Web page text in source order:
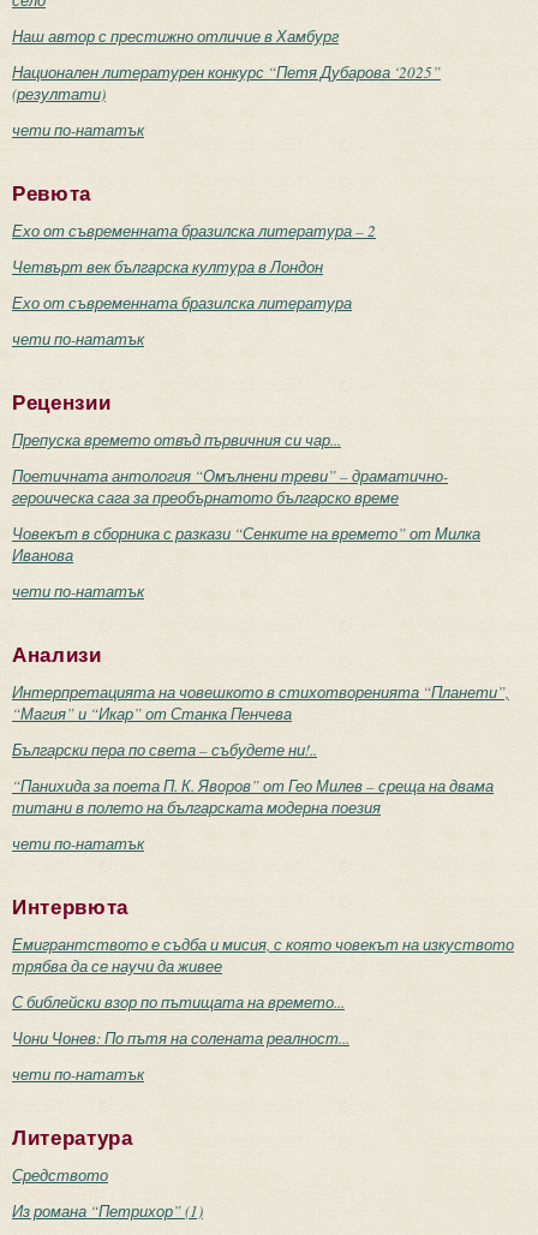
Наш автор с престижно отличие в Хамбург
Национален литературен конкурс “Петя Дубарова ‘2025”
(резултати)
чети по-нататък
Ревюта
Ехо от съвременната бразилска литература – 2
Четвърт век българска култура в Лондон
Ехо от съвременната бразилска литература
чети по-нататък
Рецензии
Препуска времето отвъд първичния си чар...
Поетичната антология “Омълнени треви” – драматично-
героическа сага за преобърнатото българско време
Човекът в сборника с разкази “Сенките на времето” от Милка
Иванова
чети по-нататък
Анализи
Интерпретацията на човешкото в стихотворенията “Планети”,
“Магия” и “Икар” от Станка Пенчева
Български пера по света – събудете ни!..
“Панихида за поета П. К. Яворов” от Гео Милев – среща на двама
титани в полето на българската модерна поезия
чети по-нататък
Интервюта
Емигрантството е съдба и мисия, с която човекът на изкуството
трябва да се научи да живее
С библейски взор по пътищата на времето...
Чони Чонев: По пътя на солената реалност...
чети по-нататък
Литература
Средството
Из романа “Петрихор” (1)